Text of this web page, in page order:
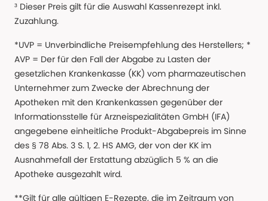
³ Dieser Preis gilt für die Auswahl Kassenrezept inkl.
Zuzahlung.
*UVP = Unverbindliche Preisempfehlung des Herstellers; *
AVP = Der für den Fall der Abgabe zu Lasten der
gesetzlichen Krankenkasse (KK) vom pharmazeutischen
Unternehmer zum Zwecke der Abrechnung der
Apotheken mit den Krankenkassen gegenüber der
Informationsstelle für Arzneispezialitäten GmbH (IFA)
angegebene einheitliche Produkt-Abgabepreis im Sinne
des § 78 Abs. 3 S. 1, 2. HS AMG, der von der KK im
Ausnahmefall der Erstattung abzüglich 5 % an die
Apotheke ausgezahlt wird.
**Gilt für alle gültigen E-Rezepte, die im Zeitraum von